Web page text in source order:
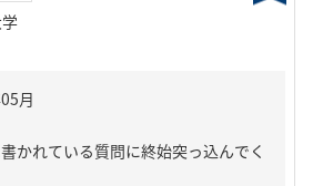
かれている質問に終始突っ込んでく